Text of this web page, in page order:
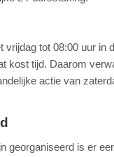
tot 08:00 uur in
kost tijd. Daarom
actie van
georganiseerd is er